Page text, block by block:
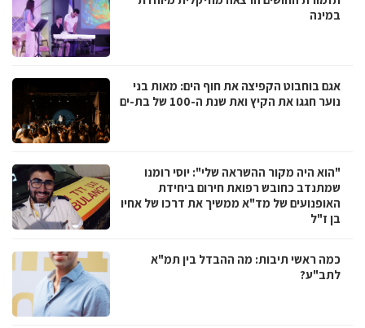
במינה
אגם בוחבוט הקפיצה את חוף הים: מאות בני
נוער חגגו את הקיץ ואת שנת ה-100 של בת-ים
"הוא היה מקור ההשראה שלי": יוסי רומנו
שמתנדב כחובש רפואת חירום ביחידת
האופנועים של מד"א ממשיך את דרכו של אחיו
בן ז"ל
כמה ראשי תיבות: מה ההבדל בין תמ"א
לתב"ע?